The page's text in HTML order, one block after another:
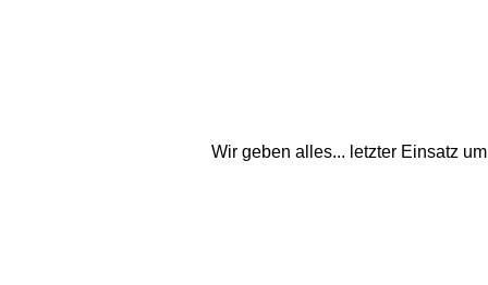
Wir geben alles... letzter Einsatz